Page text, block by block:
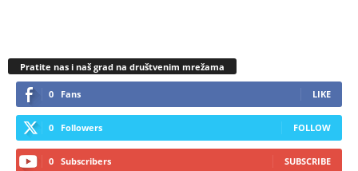
Pratite nas i naš grad na društvenim mrežama
0 Fans LIKE
0 Followers FOLLOW
0 Subscribers SUBSCRIBE